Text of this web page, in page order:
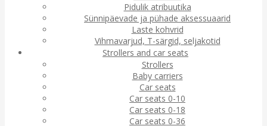
Pidulik atribuutika
Sünnipäevade ja pühade aksessuaarid
Laste kohvrid
Vihmavarjud, T-särgid, seljakotid
Strollers and car seats
Strollers
Baby carriers
Car seats
Car seats 0-10
Car seats 0-18
Car seats 0-36